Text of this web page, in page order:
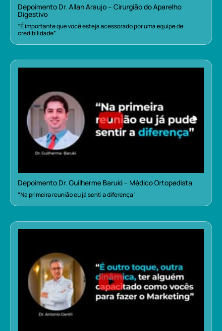
Depoimento Dr. Allan Araujo – Cirurgião do Aparelho
Digestivo
“É importante que você esteja acessorado por uma equipe de
credibilidade”
Depoimento Dr. Guilherme Baruki – Médico Ortopedista
“Na primeira reunião eu já senti a diferença”